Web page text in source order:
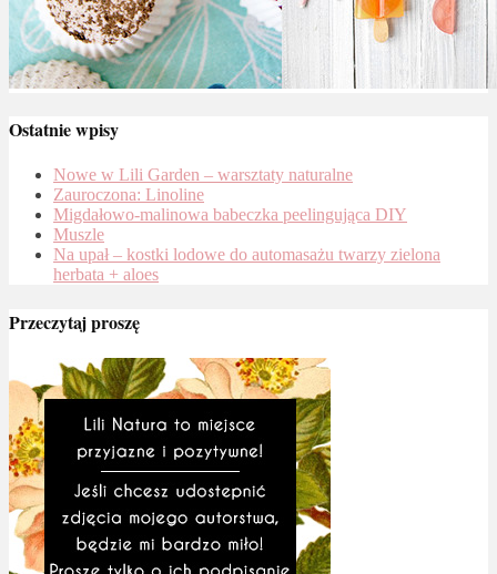
Ostatnie wpisy
Nowe w Lili Garden – warsztaty naturalne
Zauroczona: Linoline
Migdałowo-malinowa babeczka peelingująca DIY
Muszle
Na upał – kostki lodowe do automasażu twarzy zielona
herbata + aloes
Przeczytaj proszę